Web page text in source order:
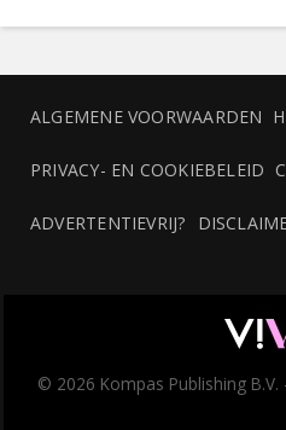
ALGEMENE VOORWAARDEN
PRIVACY- EN COOKIEBELEID
ADVERTENTIEVRIJ?
© 2026 Kompas Publishing